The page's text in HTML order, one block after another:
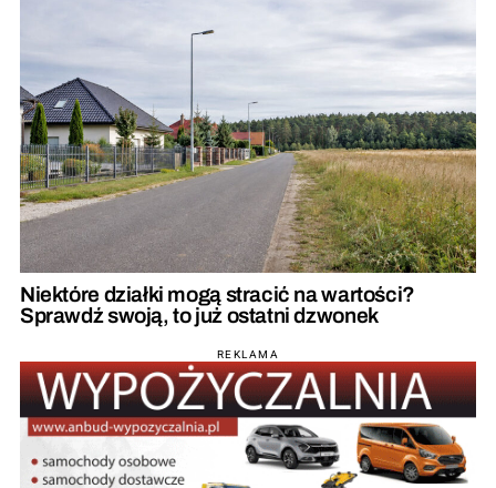
Niektóre działki mogą stracić na wartości?
Sprawdź swoją, to już ostatni dzwonek
REKLAMA